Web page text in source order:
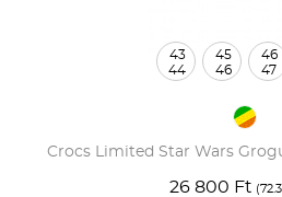
Crocs Limited Star Wars
26 800 Ft
43
44
45
46
46
47